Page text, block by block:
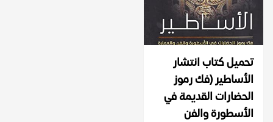
تحميل كتاب انتشار
الأساطير (فك رموز
الحضارات القديمة في
الأسطورة والفن